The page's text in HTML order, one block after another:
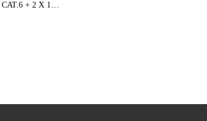
CABLU FTP CAT.6 + 2 X 1.5 MM2 ( LITAT ) CU SUFA